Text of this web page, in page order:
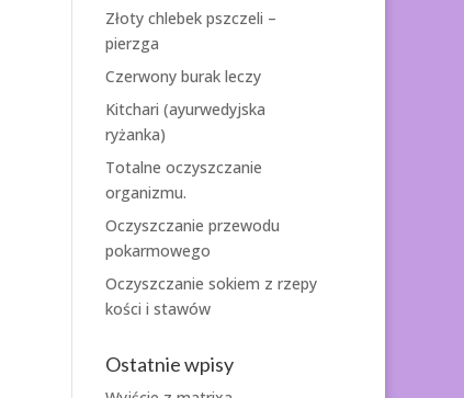
Złoty chlebek pszczeli –
pierzga
Czerwony burak leczy
Kitchari (ayurwedyjska
ryżanka)
Totalne oczyszczanie
organizmu.
Oczyszczanie przewodu
pokarmowego
Oczyszczanie sokiem z rzepy
kości i stawów
Ostatnie wpisy